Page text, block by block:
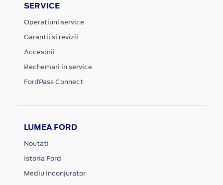
SERVICE
Operatiuni service
Garantii si revizii
Accesorii
Rechemari in service
FordPass Connect
LUMEA FORD
Noutati
Istoria Ford
Mediu inconjurator